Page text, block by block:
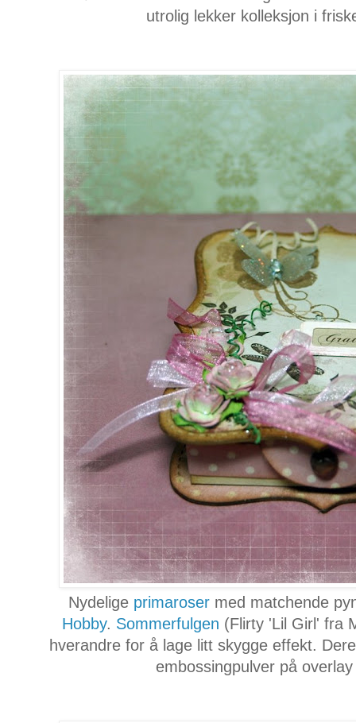
utrolig lekker kolleksjon i
Nydelige primaroser med matchende
Hobby. Sommerfulgen (Flirty 'Lil Girl' fra
hverandre for å lage litt skygge effekt.
embossingpulver på